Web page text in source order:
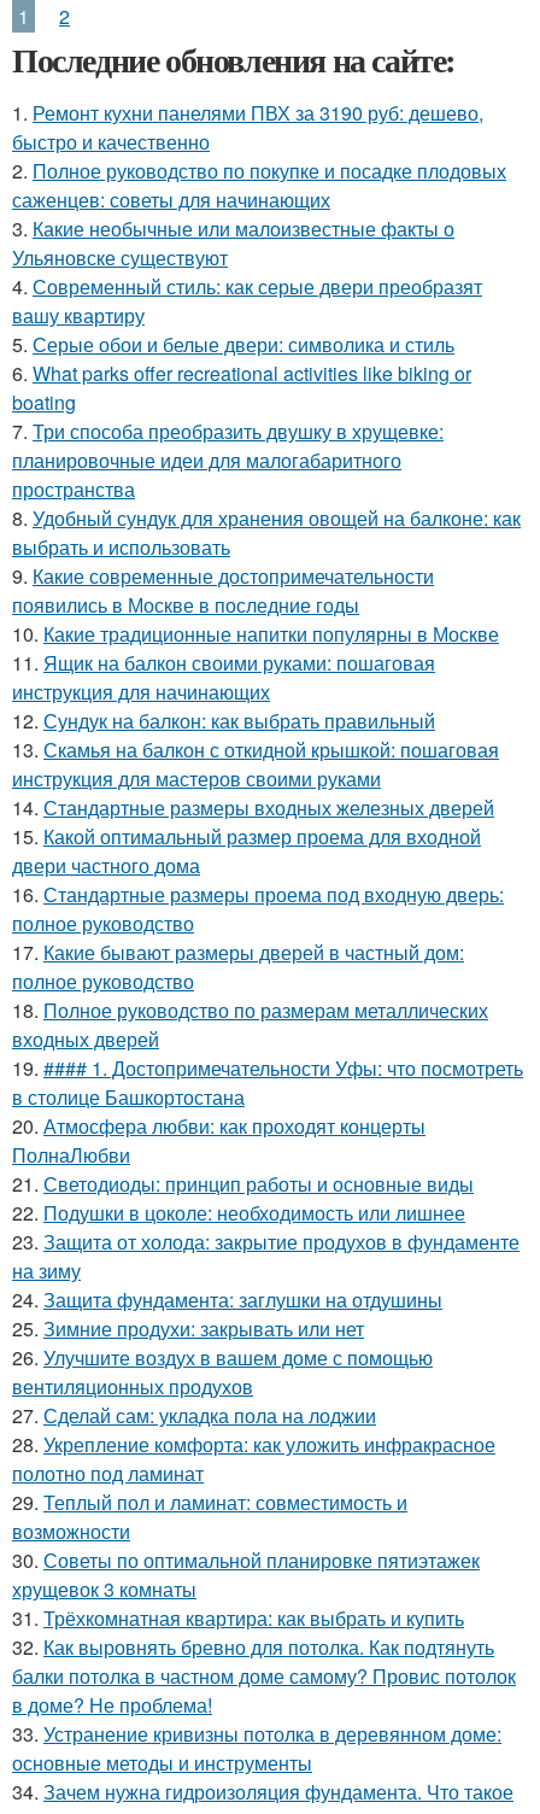
1 2
Последние обновления на сайте:
1. Ремонт кухни панелями ПВХ за 3190 руб: дешево,
быстро и качественно
2. Полное руководство по покупке и посадке плодовых
саженцев: советы для начинающих
3. Какие необычные или малоизвестные факты о
Ульяновске существуют
4. Современный стиль: как серые двери преобразят
вашу квартиру
5. Серые обои и белые двери: символика и стиль
6. What parks offer recreational activities like biking or
boating
7. Три способа преобразить двушку в хрущевке:
планировочные идеи для малогабаритного
пространства
8. Удобный сундук для хранения овощей на балконе: как
выбрать и использовать
9. Какие современные достопримечательности
появились в Москве в последние годы
10. Какие традиционные напитки популярны в Москве
11. Ящик на балкон своими руками: пошаговая
инструкция для начинающих
12. Сундук на балкон: как выбрать правильный
13. Скамья на балкон с откидной крышкой: пошаговая
инструкция для мастеров своими руками
14. Стандартные размеры входных железных дверей
15. Какой оптимальный размер проема для входной
двери частного дома
16. Стандартные размеры проема под входную дверь:
полное руководство
17. Какие бывают размеры дверей в частный дом:
полное руководство
18. Полное руководство по размерам металлических
входных дверей
19. #### 1. Достопримечательности Уфы: что посмотреть
в столице Башкортостана
20. Атмосфера любви: как проходят концерты
ПолнаЛюбви
21. Светодиоды: принцип работы и основные виды
22. Подушки в цоколе: необходимость или лишнее
23. Защита от холода: закрытие продухов в фундаменте
на зиму
24. Защита фундамента: заглушки на отдушины
25. Зимние продухи: закрывать или нет
26. Улучшите воздух в вашем доме с помощью
вентиляционных продухов
27. Сделай сам: укладка пола на лоджии
28. Укрепление комфорта: как уложить инфракрасное
полотно под ламинат
29. Теплый пол и ламинат: совместимость и
возможности
30. Советы по оптимальной планировке пятиэтажек
хрущевок 3 комнаты
31. Трёхкомнатная квартира: как выбрать и купить
32. Как выровнять бревно для потолка. Как подтянуть
балки потолка в частном доме самому? Провис потолок
в доме? Не проблема!
33. Устранение кривизны потолка в деревянном доме:
основные методы и инструменты
34. Зачем нужна гидроизоляция фундамента. Что такое